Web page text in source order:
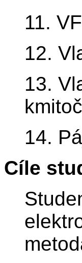
11.
12.
13.
14.
Cíle